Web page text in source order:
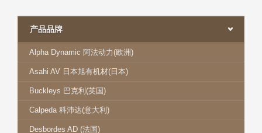
产品品牌
Alpha Dynamic 阿法动力(欧洲)
Asahi AV 日本旭有机材(日本)
Buckleys 巴克利(英国)
Calpeda 科沛达(意大利)
Desbordes AD (法国)